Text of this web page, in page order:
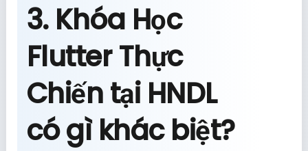
3. Khóa Học
Flutter Thực
Chiến tại HNDL
có gì khác biệt?